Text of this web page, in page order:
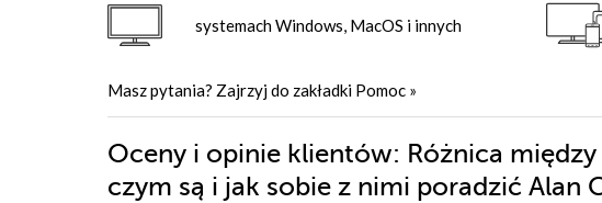
systemach Windows, MacOS i innych
Masz pytania? Zajrzyj do zakładki Pomoc »
Oceny i opinie klientów: Różnica
czym są i jak sobie z nimi poradzić Alan